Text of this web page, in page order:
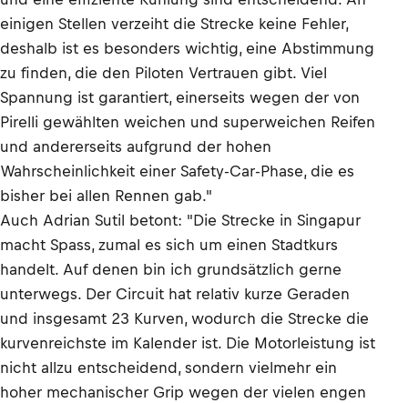
einigen Stellen verzeiht die Strecke keine Fehler,
deshalb ist es besonders wichtig, eine Abstimmung
zu finden, die den Piloten Vertrauen gibt. Viel
Spannung ist garantiert, einerseits wegen der von
Pirelli gewählten weichen und superweichen Reifen
und andererseits aufgrund der hohen
Wahrscheinlichkeit einer Safety-Car-Phase, die es
bisher bei allen Rennen gab."
Auch Adrian Sutil betont: "Die Strecke in Singapur
macht Spass, zumal es sich um einen Stadtkurs
handelt. Auf denen bin ich grundsätzlich gerne
unterwegs. Der Circuit hat relativ kurze Geraden
und insgesamt 23 Kurven, wodurch die Strecke die
kurvenreichste im Kalender ist. Die Motorleistung ist
nicht allzu entscheidend, sondern vielmehr ein
hoher mechanischer Grip wegen der vielen engen